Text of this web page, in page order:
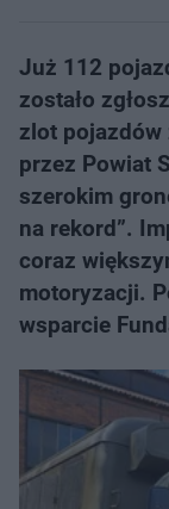
Już 112
zostało
zlot
przez Powiat
szerokim
na rekord”.
coraz
motoryzacji.
wsparcie